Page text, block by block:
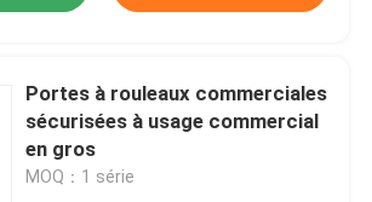
Portes à rouleaux commerciales
sécurisées à usage commercial
en gros
MOQ：1 série